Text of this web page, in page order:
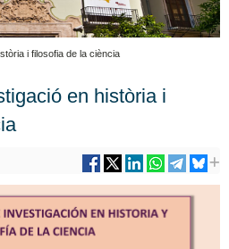
i filosofia de la ciència
en història i